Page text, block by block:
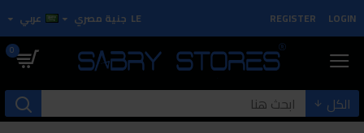
LOGIN
REGISTER
LE جنية مصري عربي
0
الكل